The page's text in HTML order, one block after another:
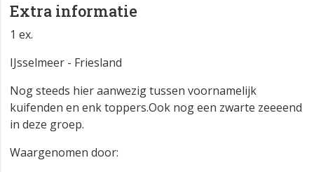
Extra informatie
1 ex.
IJsselmeer - Friesland
Nog steeds hier aanwezig tussen voornamelijk
kuifenden en enk toppers.Ook nog een zwarte zeeeend
in deze groep.
Waargenomen door: